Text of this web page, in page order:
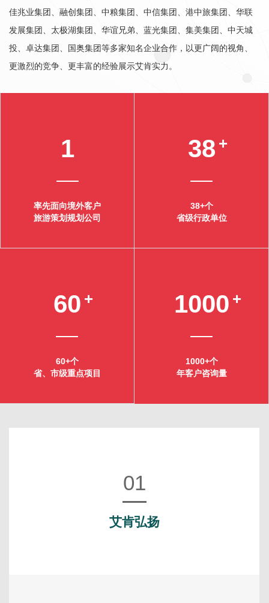
佳兆业集团、融创集团、中粮集团、中信集团、港中旅集团、华联
发展集团、太极湖集团、华谊兄弟、蓝光集团、集美集团、中天城
投、卓达集团、国奥集团等多家知名企业合作，以更广阔的视角、
更激烈的竞争、更丰富的经验展示艾肯实力。
1
率先面向境外客户
旅游策划规划公司
38 +
38+个
省级行政单位
60 +
60+个
省、市级重点项目
1000 +
1000+个
年客户咨询量
01
艾肯弘扬